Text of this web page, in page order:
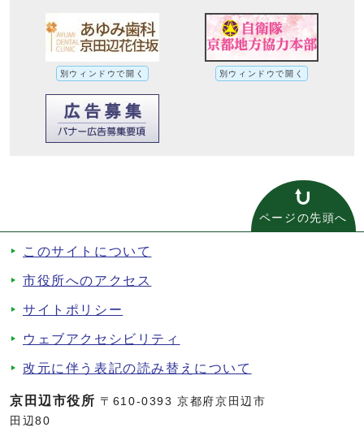
別ウィンドウで開く 別ウィンドウで開く
ページの先頭へ
このサイトについて
市役所へのアクセス
サイトポリシー
ウェブアクセシビリティ
改元に伴う表記の読み替えについて
京田辺市役所 〒610-0393 京都府京田辺市
田辺80